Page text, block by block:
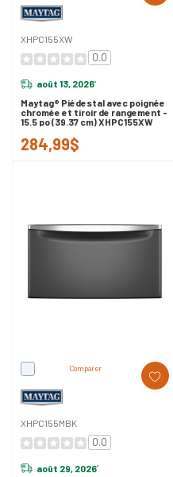
XHPC155XW
0.0
août 13, 2026*
Maytag® Piédestal avec poignée
chromée et tiroir de rangement -
15.5 po (39.37 cm) XHPC155XW
284,99$
Comparer
XHPC155MBK
0.0
août 29, 2026*